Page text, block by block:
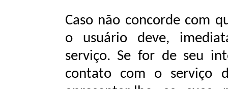
Caso não concorde com
o usuário deve,
serviço. Se for de seu
contato com o serviço